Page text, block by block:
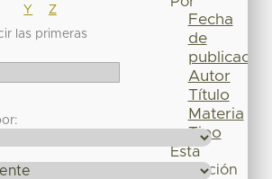
Y
Z
las primeras
Fecha
de
publicación
Autor
Título
Materia
Tipo
Esta
colección